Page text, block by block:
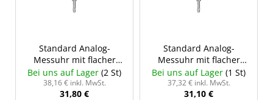
Standard Analog-
Messuhr mit flacher
Rückwand, 3/0,01 mm,
INSIZE 2308-3FA
Bei uns auf Lager (2 St)
38,16 € inkl. MwSt.
31,80 €
Standard Analog-
Messuhr mit flacher
Rückwand, 5/0,01 mm,
INSIZE 2308-5FA
Bei uns auf Lager (1 St)
37,32 € inkl. MwSt.
31,10 €